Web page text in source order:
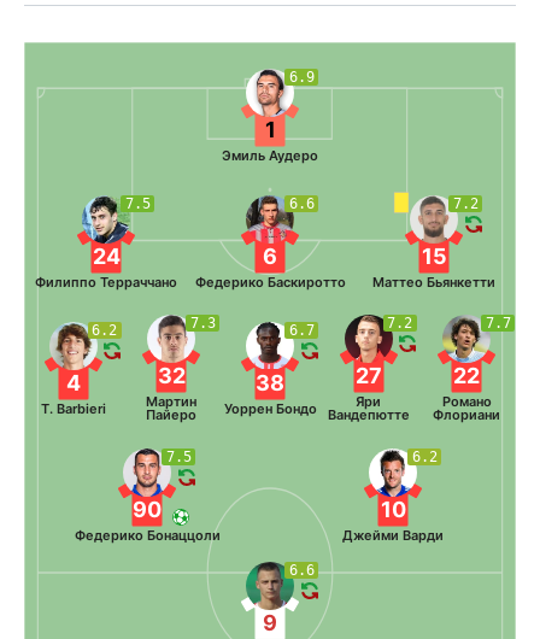
6.9
1
Эмиль Аудеро
7.2
15
Маттео Бьянкетти
6.6
6
Федерико Баскиротто
7.5
24
Филиппо Терраччано
7.7
22
Романо
Флориани
7.2
27
Яри
Вандепютте
6.7
38
Уоррен Бондо
7.3
32
Мартин
Пайеро
6.2
4
T. Barbieri
6.2
10
Джейми Варди
7.5
90
Федерико Бонаццоли
6.6
9